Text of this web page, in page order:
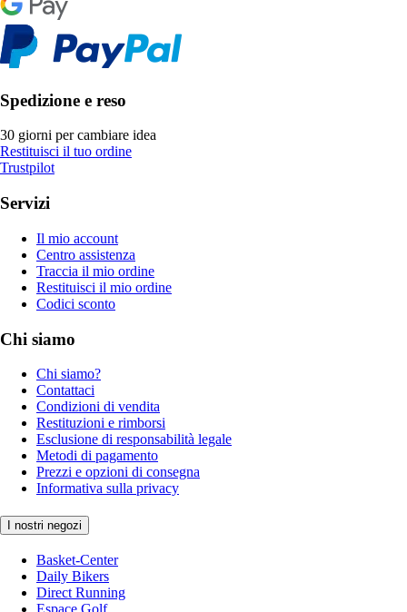
Spedizione e reso
30 giorni per cambiare idea
Restituisci il tuo ordine
Trustpilot
Servizi
Il mio account
Centro assistenza
Traccia il mio ordine
Restituisci il mio ordine
Codici sconto
Chi siamo
Chi siamo?
Contattaci
Condizioni di vendita
Restituzioni e rimborsi
Esclusione di responsabilità legale
Metodi di pagamento
Prezzi e opzioni di consegna
Informativa sulla privacy
I nostri negozi
Basket-Center
Daily Bikers
Direct Running
Espace Golf